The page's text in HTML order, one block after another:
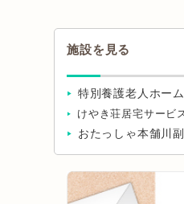
施設を見る
特別養護老人ホー
けやき荘居宅サービ
おたっしゃ本舗川副